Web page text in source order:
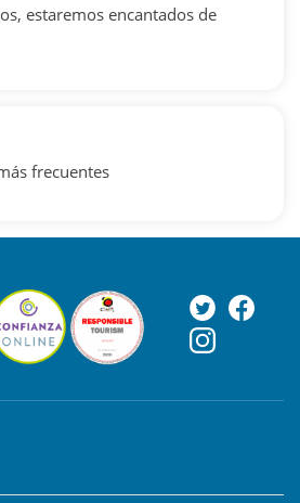
estaremos encantados de
frecuentes